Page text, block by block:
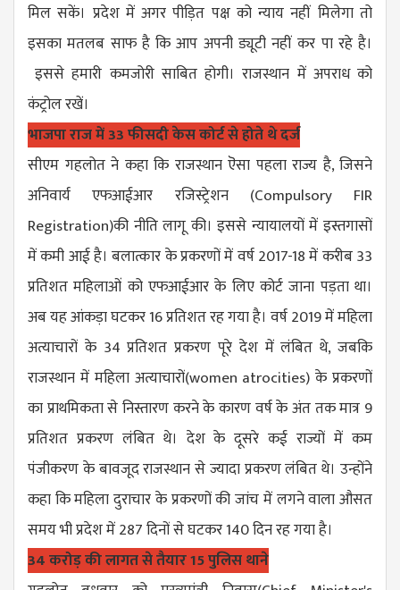
मिल सकें। प्रदेश में अगर पीड़ित पक्ष को न्याय नहीं मिलेगा तो
इसका मतलब साफ है कि आप अपनी ड्यूटी नहीं कर पा रहे है।
इससे हमारी कमजोरी साबित होगी। राजस्थान में अपराध को
कंट्रोल रखें।
भाजपा राज में 33 फीसदी केस कोर्ट से होते थे दर्ज
सीएम गहलोत ने कहा कि राजस्थान ऎसा पहला राज्य है, जिसने
अनिवार्य एफआईआर रजिस्ट्रेशन (Compulsory FIR
Registration)की नीति लागू की। इससे न्यायालयों में इस्तगासों
में कमी आई है। बलात्कार के प्रकरणों में वर्ष 2017-18 में करीब 33
प्रतिशत महिलाओं को एफआईआर के लिए कोर्ट जाना पड़ता था।
अब यह आंकड़ा घटकर 16 प्रतिशत रह गया है। वर्ष 2019 में महिला
अत्याचारों के 34 प्रतिशत प्रकरण पूरे देश में लंबित थे, जबकि
राजस्थान में महिला अत्याचारों(women atrocities) के प्रकरणों
का प्राथमिकता से निस्तारण करने के कारण वर्ष के अंत तक मात्र 9
प्रतिशत प्रकरण लंबित थे। देश के दूसरे कई राज्यों में कम
पंजीकरण के बावजूद राजस्थान से ज्यादा प्रकरण लंबित थे। उन्होंने
कहा कि महिला दुराचार के प्रकरणों की जांच में लगने वाला औसत
समय भी प्रदेश में 287 दिनों से घटकर 140 दिन रह गया है।
34 करोड़ की लागत से तैयार 15 पुलिस थाने